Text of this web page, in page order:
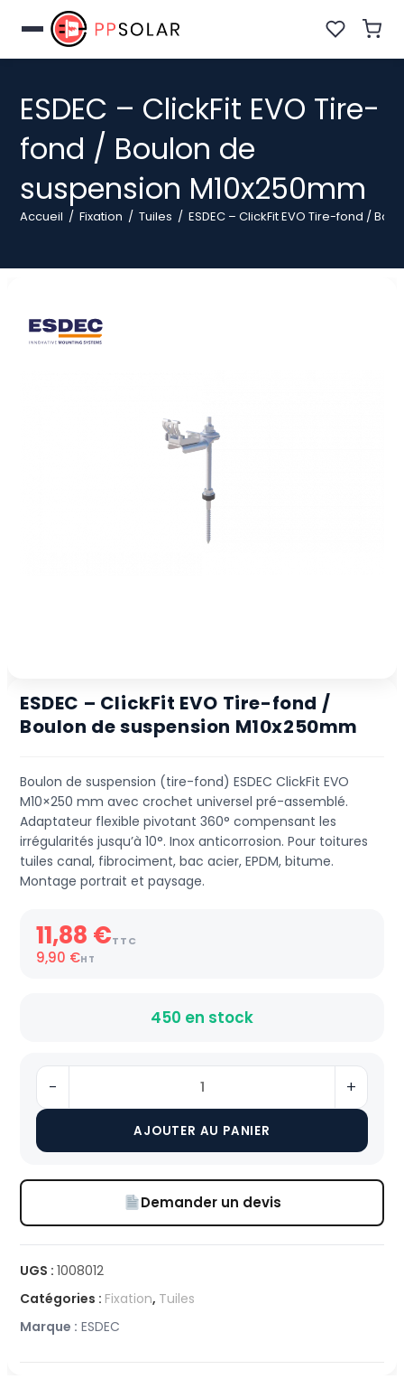
content
ESDEC – ClickFit EVO Tire-
fond / Boulon de
suspension M10x250mm
Accueil / Fixation / Tuiles / ESDEC – ClickFit EVO Tire-fond /
ESDEC – ClickFit EVO Tire-fond /
Boulon de suspension M10x250mm
Boulon de suspension (tire-fond) ESDEC ClickFit EVO
M10×250 mm avec crochet universel pré-assemblé.
Adaptateur flexible pivotant 360° compensant les
irrégularités jusqu’à 10°. Inox anticorrosion. Pour toitures
tuiles canal, fibrociment, bac acier, EPDM, bitume.
Montage portrait et paysage.
11,88 €TTC
9,90 €HT
450 en stock
de
ESDEC
ClickFit
Tire-
/
Boulon
de
- +
AJOUTER AU PANIER
Demander un devis
UGS : 1008012
Catégories : Fixation, Tuiles
Marque : ESDEC